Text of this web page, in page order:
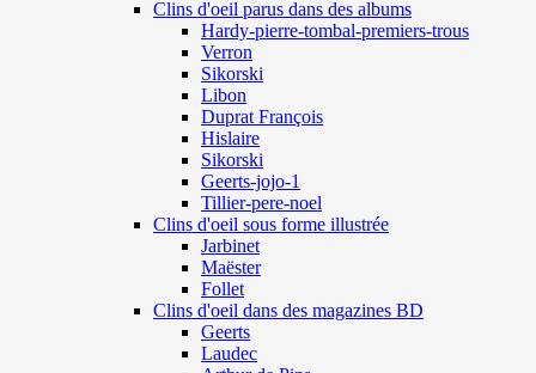
Clins d'oeil parus dans des albums
Hardy-pierre-tombal-premiers-trous
Verron
Sikorski
Libon
Duprat François
Hislaire
Sikorski
Geerts-jojo-1
Tillier-pere-noel
Clins d'oeil sous forme illustrée
Jarbinet
Maëster
Follet
Clins d'oeil dans des magazines BD
Geerts
Laudec